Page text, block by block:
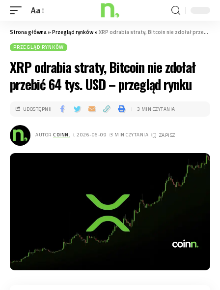
Aa
Strona główna»Przegląd rynków»XRP odrabia straty, Bitcoin nie zdołał przebić 64 tys. USD – przegląd rynku
PRZEGLĄD RYNKÓW
XRP odrabia straty, Bitcoin nie zdołał
przebić 64 tys. USD – przegląd rynku
AUTOR COINN. . 2026-06-09 3 MIN CZYTANIA
UDOSTĘPNIJ 3 MIN CZYTANIA